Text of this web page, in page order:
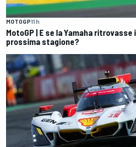
MOTOGP11 h
MotoGP | E se la Yamaha ritrovasse
prossima stagione?